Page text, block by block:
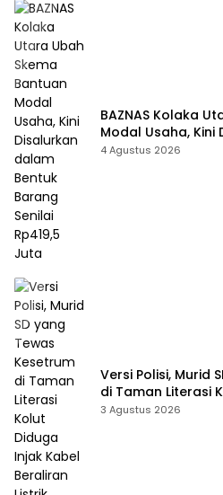
BAZNAS Kolaka
Modal Usaha,
Barang Senilai
4 Agustus 2026
Versi Polisi, Murid
di Taman Literasi
Beraliran Listrik
3 Agustus 2026